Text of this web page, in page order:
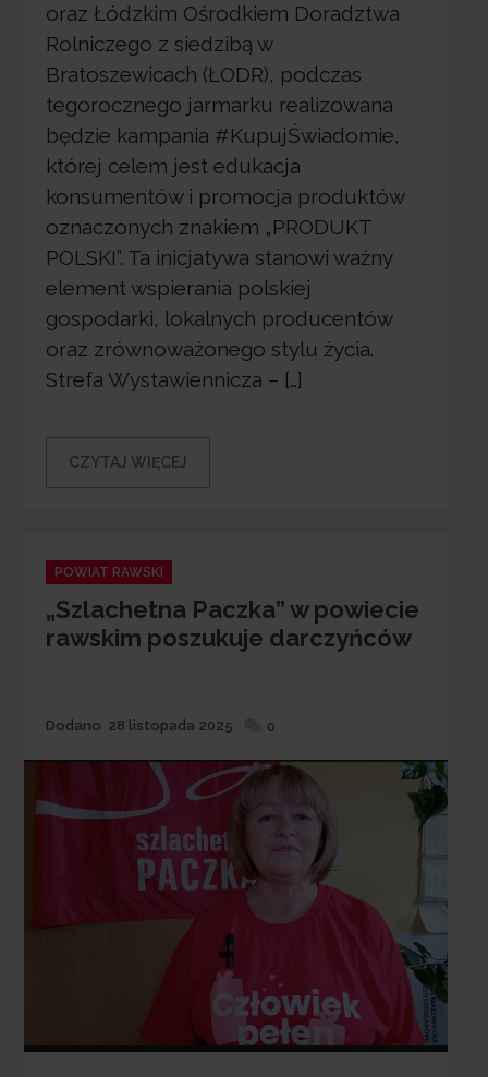
oraz Łódzkim Ośrodkiem Doradztwa
Rolniczego z siedzibą w
Bratoszewicach (ŁODR), podczas
tegorocznego jarmarku realizowana
będzie kampania #KupujŚwiadomie,
której celem jest edukacja
konsumentów i promocja produktów
oznaczonych znakiem „PRODUKT
POLSKI”. Ta inicjatywa stanowi ważny
element wspierania polskiej
gospodarki, lokalnych producentów
oraz zrównoważonego stylu życia.
Strefa Wystawiennicza – […]
CZYTAJ WIĘCEJ
Categories
POWIAT RAWSKI
„Szlachetna Paczka” w powiecie
rawskim poszukuje darczyńców
Dodane
Dodano 28 listopada 2025 0